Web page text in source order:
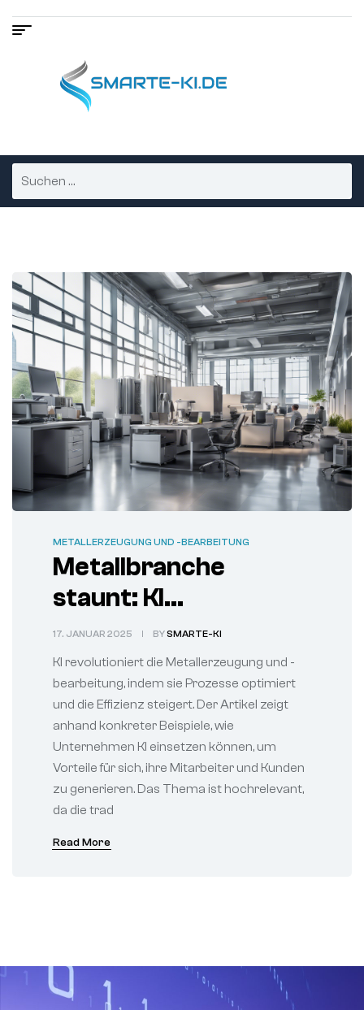
METALLERZEUGUNG UND -BEARBEITUNG
Metallbranche
staunt: KI
katapultiert Business
Development in neue
Sphären
17. JANUAR 2025 BYSMARTE-KI
KI revolutioniert die Metallerzeugung und -
bearbeitung, indem sie Prozesse optimiert
und die Effizienz steigert. Der Artikel zeigt
anhand konkreter Beispiele, wie
Unternehmen KI einsetzen können, um
Vorteile für sich, ihre Mitarbeiter und Kunden
zu generieren. Das Thema ist hochrelevant,
da die trad
Read More